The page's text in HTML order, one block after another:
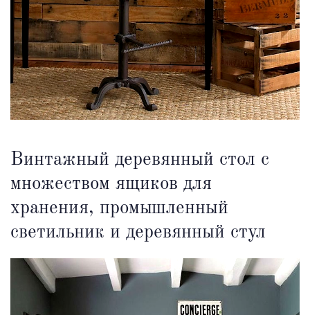
Винтажный деревянный стол с
множеством ящиков для
хранения, промышленный
светильник и деревянный стул